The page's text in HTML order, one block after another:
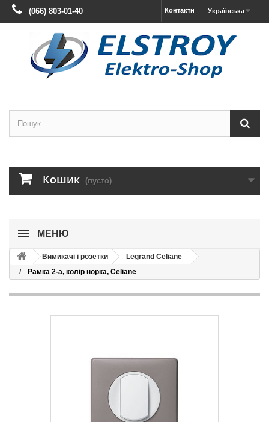
Українська
Контакти
(066) 803-01-40
Кошик (пусто)
МЕНЮ
Вимикачі і розетки
Legrand Celiane
Рамка 2-а, колір норка, Celiane